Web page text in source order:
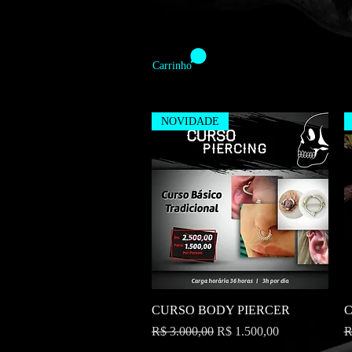
Carrinho
Visualização rápida
NOVIDADE
CURSO BODY PIERCER
Preço normal
R$ 3.000,00 Preço promocional
R$ 1.500,00